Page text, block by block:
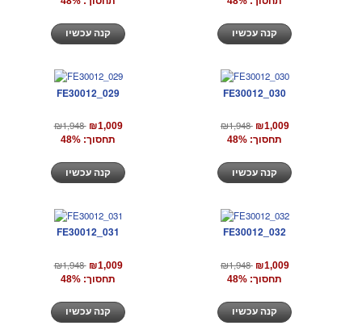
FE30012_029
₪1,948 ₪1,009
תחסוך: 48%
FE30012_030
₪1,948 ₪1,009
תחסוך: 48%
FE30012_031
₪1,948 ₪1,009
תחסוך: 48%
FE30012_032
₪1,948 ₪1,009
תחסוך: 48%